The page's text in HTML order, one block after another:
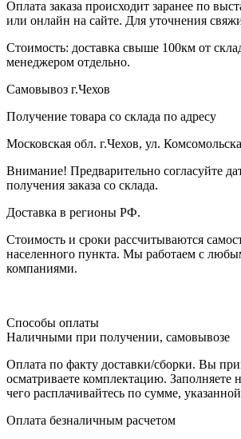
Оплата заказа происходит заранее по
или онлайн на сайте. Для уточнения
Стоимость: доставка свыше 100км от
менеджером отдельно.
Самовывоз г.Чехов
Получение товара со склада по адресу
Московская обл. г.Чехов, ул.
Внимание! Предварительно согласуйте
получения заказа со склада.
Доставка в регионы РФ.
Стоимость и сроки рассчитываются
населенного пункта. Мы работаем с
компаниями.
Способы оплаты
Наличными при получении, самовывозе
Оплата по факту доставки/сборки. Вы
осматриваете комплектацию. Заполняете
чего расплачивайтесь по сумме,
Оплата безналичным расчетом